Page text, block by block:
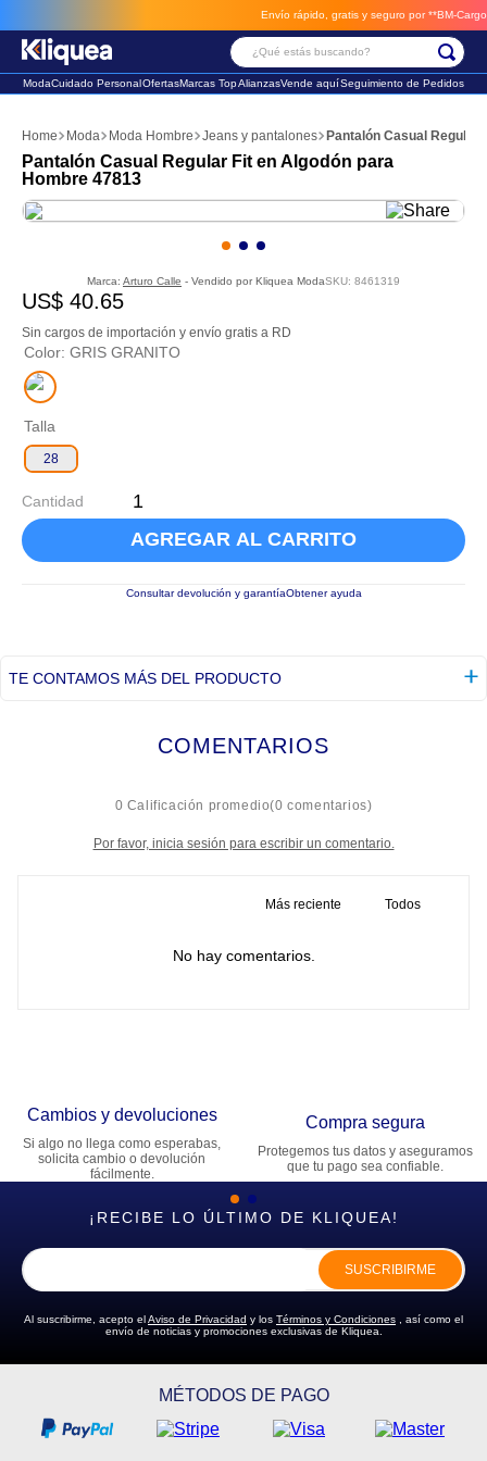
Envío rápido, gratis y seguro por **BM-Cargo**
¿Qué estás buscando?
ModaCuidado PersonalOfertasMarcas TopAlianzasVende aquíSeguimiento de Pedidos
Moda Moda Hombre Jeans y pantalones Pantalón Casual Regular
Pantalón Casual Regular Fit en Algodón para
Hombre 47813
Marca: Arturo Calle - Vendido por Kliquea ModaSKU: 8461319
US$ 40.65
Sin cargos de importación y envío gratis a RD
Color: GRIS GRANITO
Talla
28
Cantidad
AGREGAR AL CARRITO
Consultar devolución y garantíaObtener ayuda
TE CONTAMOS MÁS DEL PRODUCTO
COMENTARIOS
0 Calificación promedio(0 comentarios)
Por favor, inicia sesión para escribir un comentario.
Más reciente Todos
No hay comentarios.
Cambios y devoluciones
Si algo no llega como esperabas,
solicita cambio o devolución
fácilmente.
Compra segura
Protegemos tus datos y aseguramos
que tu pago sea confiable.
¡RECIBE LO ÚLTIMO DE KLIQUEA!
SUSCRIBIRME
Al suscribirme, acepto elAviso de Privacidad y los Términos y Condiciones , así como el
envío de noticias y promociones exclusivas de Kliquea.
MÉTODOS DE PAGO
2 . sandalia
3. futbol